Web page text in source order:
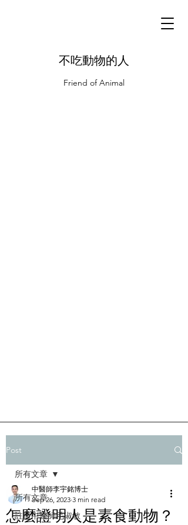
不吃動物的人
Friend of Animal
Post
所有文章
註冊中醫師毛淑敏
所有文章
怎麼證明人是素食動物？
中醫師李宇銘博士
Sep 26, 2023 3 min read